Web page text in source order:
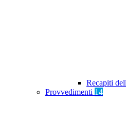
Recapiti
Provvedimenti 14